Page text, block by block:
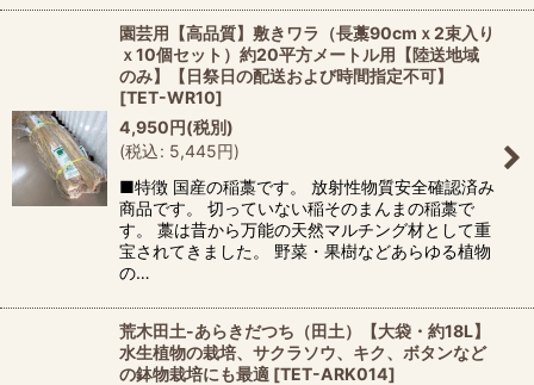
園芸用【高品質】敷きワラ（長藁90cmｘ2束入り
ｘ10個セット）約20平方メートル用【陸送地域
のみ】【日祭日の配送および時間指定不可】
[TET-WR10]
4,950円(税別)
(税込: 5,445円)
■特徴 国産の稲藁です。 放射性物質安全確認済み
商品です。 切っていない稲そのまんまの稲藁で
す。 藁は昔から万能の天然マルチング材として重
宝されてきました。 野菜・果樹などあらゆる植物
の…
荒木田土-あらきだつち（田土）【大袋・約18L】
水生植物の栽培、サクラソウ、キク、ボタンなど
の鉢物栽培にも最適 [TET-ARK014]